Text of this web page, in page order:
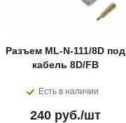
Разъем ML-N-111/8D под
кабель 8D/FB
Есть в наличии
240 руб./шт